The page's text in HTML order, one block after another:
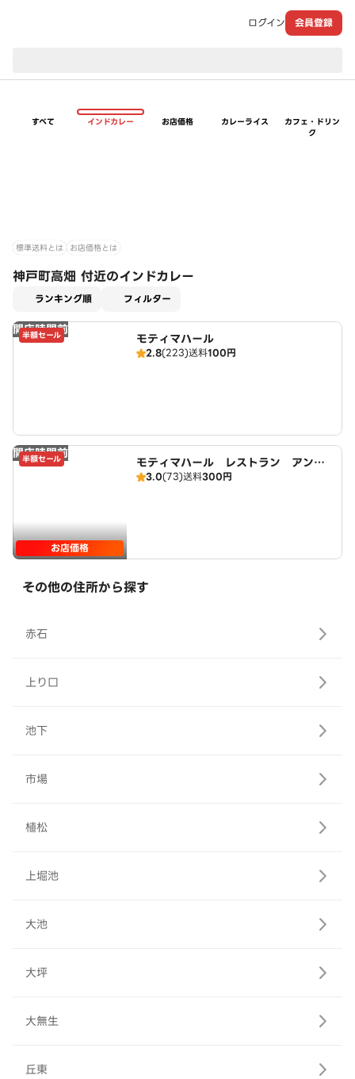
ログイン 会員登録
すべて インドカレー お店価格 カレーライス
カフェ・ドリン
ク
標準送料とは お店価格とは
神戸町高畑 付近のインドカレー
ランキング順 フィルター
開店時間前
半額セール モティマハール
2.8(223)送料100円
開店時間前
半額セール
お店価格
モティマハール レストラン アンド
バー
3.0(73)送料300円
その他の住所から探す
赤石
上り口
池下
市場
植松
上堀池
大池
大坪
大無生
丘東